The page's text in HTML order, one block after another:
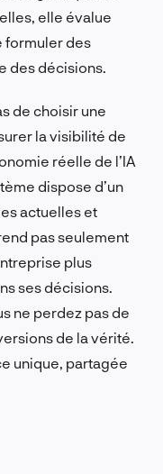
elle évalue
formuler des
des décisions.
de choisir une
la visibilité de
réelle de l’IA
dispose d’un
actuelles et
pas seulement
plus
ses décisions.
ne perdez pas de
de la vérité.
unique, partagée